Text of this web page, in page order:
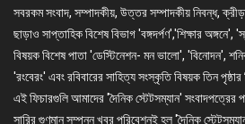
সবরকম সংবাদ, সম্পাদকীয়, উত্তর সম্পাদকীয় নিবন্ধ,
ছাড়াও সাপ্তাহিক বিশেষ বিভাগ 'বঙ্গদর্পণ','শিক্ষার অঙ্গনে',
বিষয়ক বিশেষ পাতা 'ডেস্টিনেশন- মন ভালো', 'বিনোদন',
'রংবেরং' এবং রবিবারের সাহিত্য সংস্কৃতি বিষয়ক তিন
এই ফিচারগুলি আমাদের 'দৈনিক স্টেটসম্যান'
সারির গুণমান সম্পন্ন খবর পরিবেশনই হল 'দৈনিক